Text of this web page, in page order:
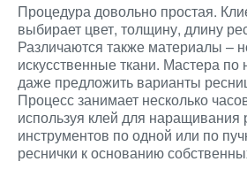
Процедура довольно простая.
выбирает цвет, толщину, длину
Различаются также материалы –
искусственные ткани. Мастера
даже предложить варианты
Процесс занимает несколько
используя клей для
инструментов по одной или по
реснички к основанию